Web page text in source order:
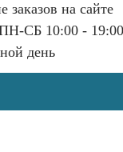
на сайте
СБ 10:00 - 19:00
день